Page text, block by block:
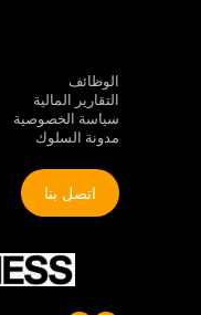
الوظائف
التقارير المالية
سياسة الخصوصية
مدونة السلوك
اتصل بنا